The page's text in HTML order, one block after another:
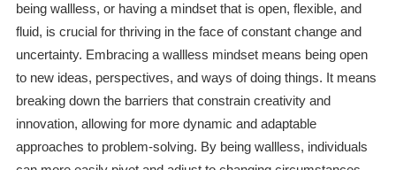
being wallless, or having a mindset that is open, flexible, and
fluid, is crucial for thriving in the face of constant change and
uncertainty. Embracing a wallless mindset means being open
to new ideas, perspectives, and ways of doing things. It means
breaking down the barriers that constrain creativity and
innovation, allowing for more dynamic and adaptable
approaches to problem-solving. By being wallless, individuals